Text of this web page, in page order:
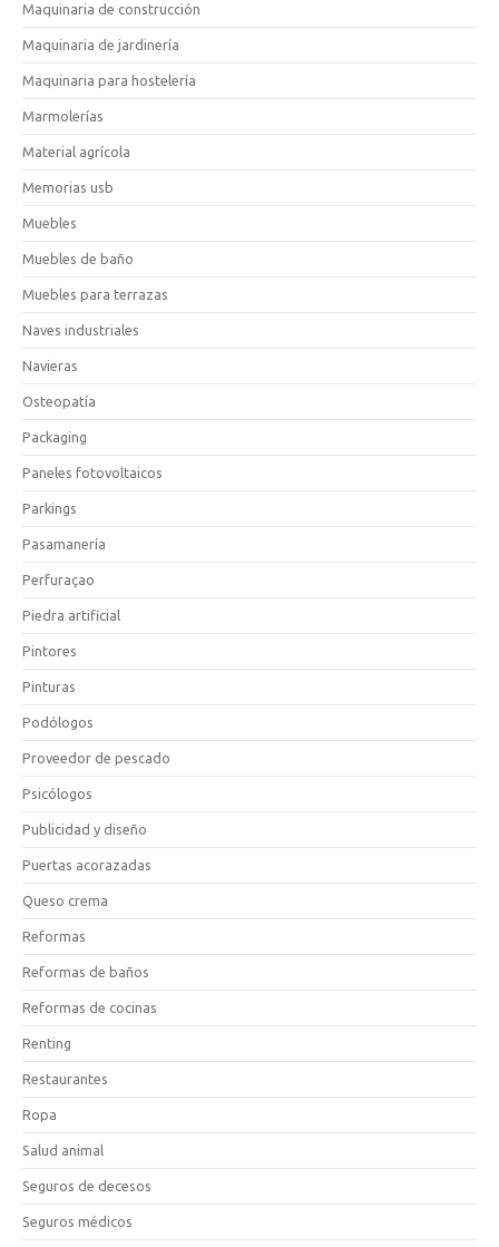
Maquinaria de construcción
Maquinaria de jardinería
Maquinaria para hostelería
Marmolerías
Material agrícola
Memorias usb
Muebles
Muebles de baño
Muebles para terrazas
Naves industriales
Navieras
Osteopatía
Packaging
Paneles fotovoltaicos
Parkings
Pasamanería
Perfuraçao
Piedra artificial
Pintores
Pinturas
Podólogos
Proveedor de pescado
Psicólogos
Publicidad y diseño
Puertas acorazadas
Queso crema
Reformas
Reformas de baños
Reformas de cocinas
Renting
Restaurantes
Ropa
Salud animal
Seguros de decesos
Seguros médicos